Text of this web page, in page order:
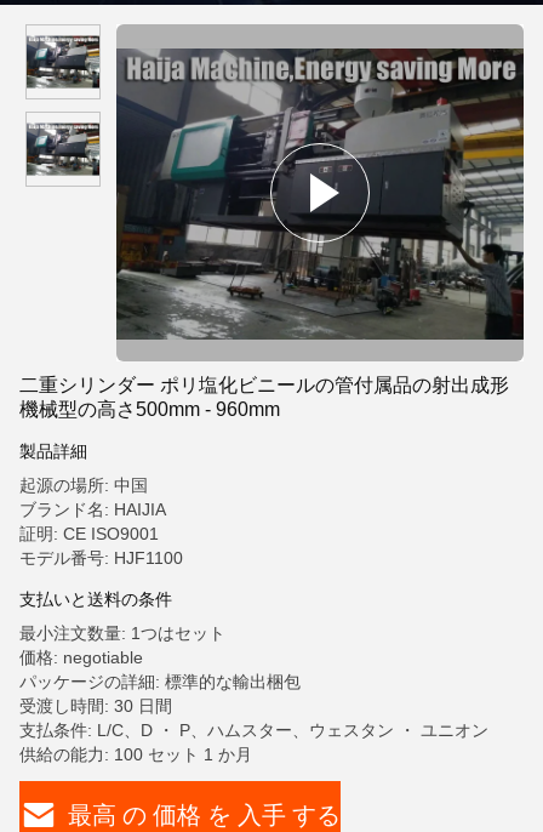
二重シリンダー ポリ塩化ビニールの管付属品の射出成形
機械型の高さ500mm - 960mm
製品詳細
起源の場所: 中国
ブランド名: HAIJIA
証明: CE ISO9001
モデル番号: HJF1100
支払いと送料の条件
最小注文数量: 1つはセット
価格: negotiable
パッケージの詳細: 標準的な輸出梱包
受渡し時間: 30 日間
支払条件: L/C、D ・ P、ハムスター、ウェスタン ・ ユニオン
供給の能力: 100 セット 1 か月
最高 の 価格 を 入手 する